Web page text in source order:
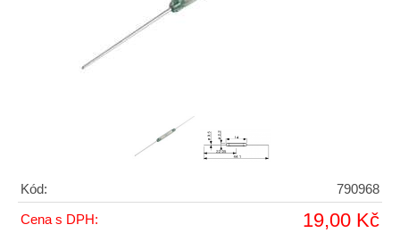
Kód: 790968
Cena s DPH: 19,00 Kč